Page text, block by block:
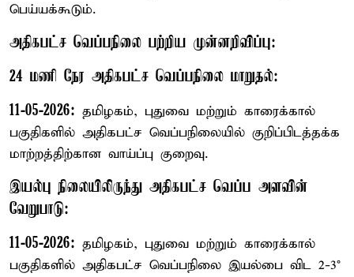
பெய்யக்கூடும்.
அதிகபட்ச வெப்பநிலை பற்றிய முன்னறிவிப்பு:
24 மணி நேர அதிகபட்ச வெப்பநிலை மாறுதல்:
11-05-2026: தமிழகம், புதுவை மற்றும் காரைக்கால்
பகுதிகளில் அதிகபட்ச வெப்பநிலையில் குறிப்பிடத்தக்க
மாற்றத்திற்கான வாய்ப்பு குறைவு.
இயல்பு நிலையிலிருந்து அதிகபட்ச வெப்ப அளவின்
வேறுபாடு:
11-05-2026: தமிழகம், புதுவை மற்றும் காரைக்கால்
பகுதிகளில் அதிகபட்ச வெப்பநிலை இயல்பை விட 2-3°